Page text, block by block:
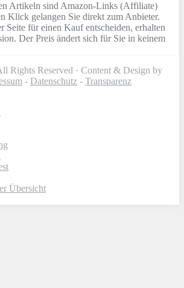
Artikeln sind Amazon-Links (Affiliate)
Klick gelangen Sie direkt zum Anbieter.
Seite für einen Kauf entscheiden, erhalten
Der Preis ändert sich für Sie in keinem
Rights Reserved · Content & Design by
- Datenschutz - Transparenz
Übersicht